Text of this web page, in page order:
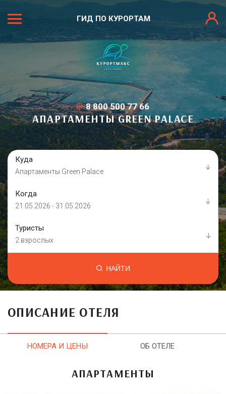
ГИД ПО КУРОРТАМ
8 800 500 77 66
АПАРТАМЕНТЫ GREЕN РALACE
Куда
Апартаменты Greеn Рalace
Когда
21.05.2026 - 31.05.2026
Туристы
2 взрослых
НАЙТИ
ОПИСАНИЕ ОТЕЛЯ
НОМЕРА И ЦЕНЫ ОБ ОТЕЛЕ
АПАРТАМЕНТЫ